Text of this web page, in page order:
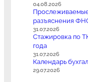
04.08.2026
разъяснения
31.07.2026
Стажировка по
года
31.07.2026
Календарь
29.07.2026